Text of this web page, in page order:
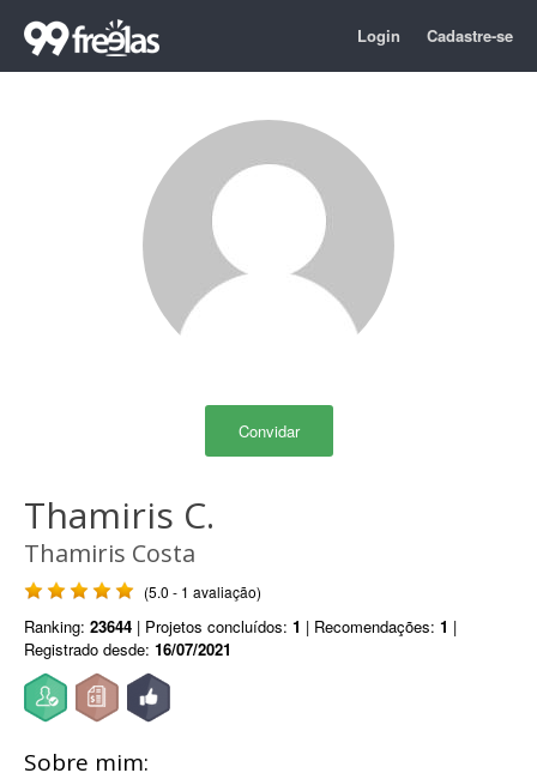
Login Cadastre-se
Convidar
Thamiris C.
Thamiris Costa
(5.0 - 1 avaliação)
Ranking: 23644 | Projetos concluídos: 1 | Recomendações: 1 |
Registrado desde: 16/07/2021
Sobre mim: